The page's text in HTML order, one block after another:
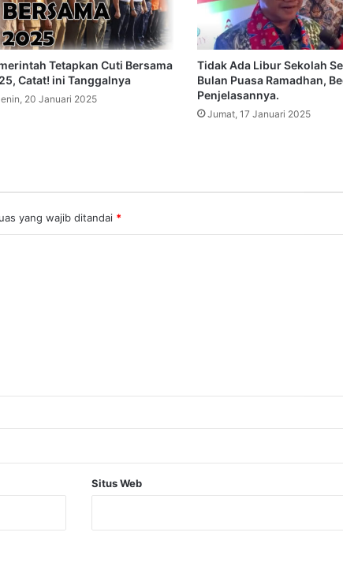
Tetapkan Cuti Bersama
Catat! ini Tanggalnya
20 Januari 2025
Tidak Ada Libur Sekolah
Bulan Puasa Ramadhan,
Penjelasannya.
Jumat, 17 Januari 2025
yang wajib ditandai *
Situs Web